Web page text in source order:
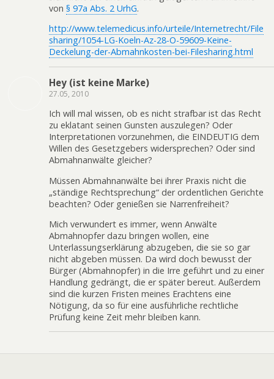
von § 97a Abs. 2 UrhG.
http://www.telemedicus.info/urteile/Internetrecht/File
sharing/1054-LG-Koeln-Az-28-O-59609-Keine-
Deckelung-der-Abmahnkosten-bei-Filesharing.html
Hey (ist keine Marke)
27.05, 2010
Ich will mal wissen, ob es nicht strafbar ist das Recht
zu eklatant seinen Gunsten auszulegen? Oder
Interpretationen vorzunehmen, die EINDEUTIG dem
Willen des Gesetzgebers widersprechen? Oder sind
Abmahnanwälte gleicher?
Müssen Abmahnanwälte bei ihrer Praxis nicht die
„ständige Rechtsprechung“ der ordentlichen Gerichte
beachten? Oder genießen sie Narrenfreiheit?
Mich verwundert es immer, wenn Anwälte
Abmahnopfer dazu bringen wollen, eine
Unterlassungserklärung abzugeben, die sie so gar
nicht abgeben müssen. Da wird doch bewusst der
Bürger (Abmahnopfer) in die Irre geführt und zu einer
Handlung gedrängt, die er später bereut. Außerdem
sind die kurzen Fristen meines Erachtens eine
Nötigung, da so für eine ausführliche rechtliche
Prüfung keine Zeit mehr bleiben kann.